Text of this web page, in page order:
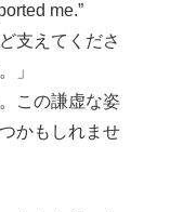
me.”
支えてくださ
」
この謙虚な姿
かもしれませ